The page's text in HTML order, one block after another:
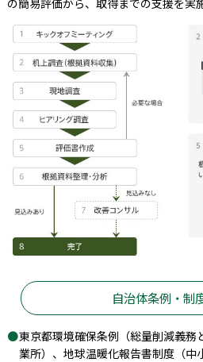
の簡易評価から、取得までの支援を実
自治体条例・制
東京都環境確保条例（総量削減義務
業所）、地球温暖化報告書制度（中